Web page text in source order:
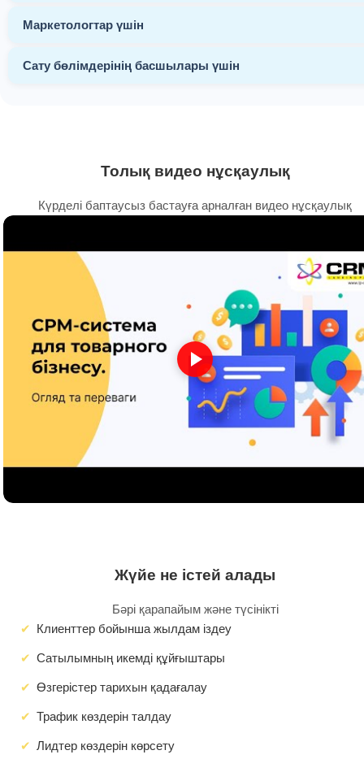
Маркетологтар үшін
Сату бөлімдерінің басшылары үшін
Толық видео нұсқаулық
Күрделі баптаусыз бастауға арналған видео нұсқаулық
Жүйе не істей алады
Бәрі қарапайым және түсінікті
Клиенттер бойынша жылдам іздеу
Сатылымның икемді құйғыштары
Өзгерістер тарихын қадағалау
Трафик көздерін талдау
Лидтер көздерін көрсету